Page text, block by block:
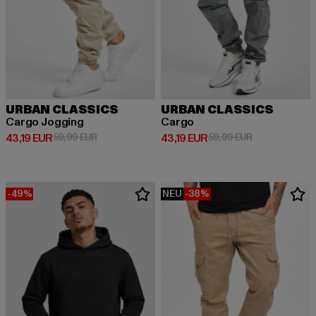
URBAN CLASSICS
Cargo Jogging
43,19 EUR
Derzeitiger Preis: 43,19 EUR
59,99 EURAktionspreis: 59,99 EUR
URBAN CLASSICS
Cargo
43,19 EUR
Derzeitiger Preis: 43,19 EUR
59,99 EURAktionspreis:
-49% NEU -38%